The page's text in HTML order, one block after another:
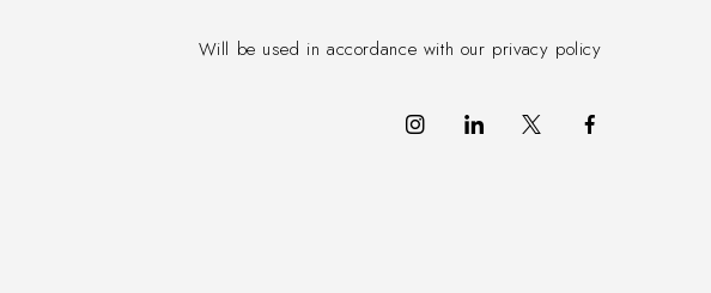
Will be used in accordance with our privacy policy